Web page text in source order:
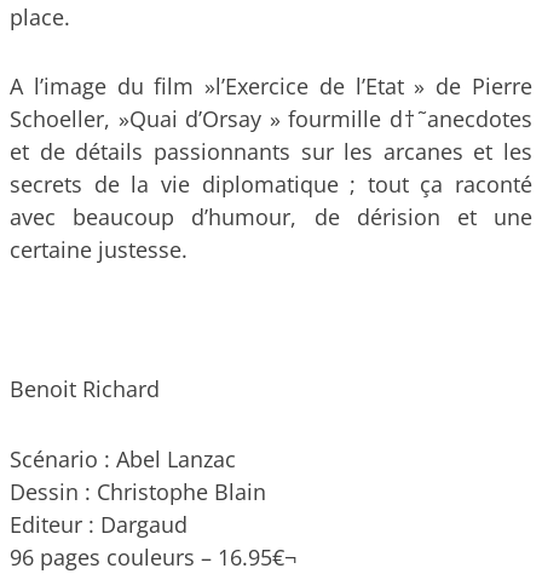
place.
A l’image du film »l’Exercice de l’Etat » de Pierre
Schoeller, »Quai d’Orsay » fourmille d†˜anecdotes
et de détails passionnants sur les arcanes et les
secrets de la vie diplomatique ; tout ça raconté
avec beaucoup d’humour, de dérision et une
certaine justesse.
Benoit Richard
Scénario : Abel Lanzac
Dessin : Christophe Blain
Editeur : Dargaud
96 pages couleurs – 16.95€¬